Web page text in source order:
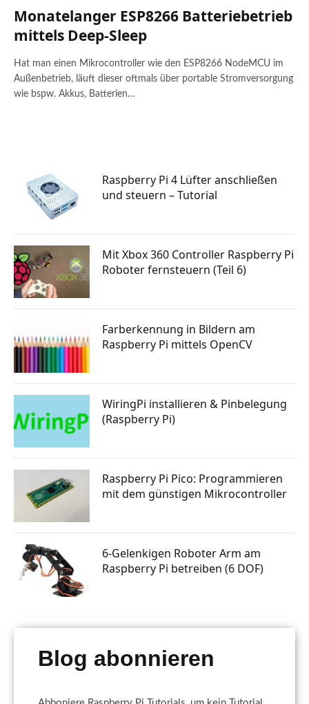
Monatelanger ESP8266 Batteriebetrieb
mittels Deep-Sleep
Hat man einen Mikrocontroller wie den ESP8266 NodeMCU im
Außenbetrieb, läuft dieser oftmals über portable Stromversorgung
wie bspw. Akkus, Batterien…
Raspberry Pi 4 Lüfter anschließen
und steuern – Tutorial
Mit Xbox 360 Controller Raspberry Pi
Roboter fernsteuern (Teil 6)
Farberkennung in Bildern am
Raspberry Pi mittels OpenCV
WiringPi installieren & Pinbelegung
(Raspberry Pi)
Raspberry Pi Pico: Programmieren
mit dem günstigen Mikrocontroller
6-Gelenkigen Roboter Arm am
Raspberry Pi betreiben (6 DOF)
Blog abonnieren